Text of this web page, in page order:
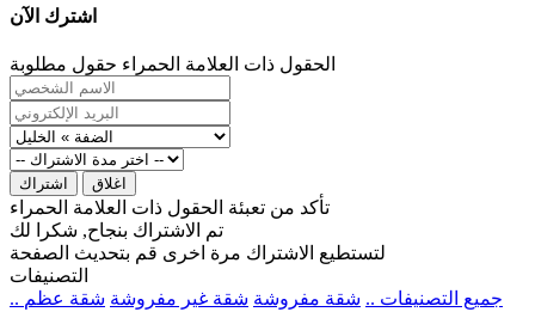
اشترك الآن
الحقول ذات العلامة الحمراء حقول مطلوبة
اشتراك اغلاق
تأكد من تعبئة الحقول ذات العلامة الحمراء
تم الاشتراك بنجاح, شكرا لك
لتستطيع الاشتراك مرة اخرى قم بتحديث الصفحة
التصنيفات
.. جميع التصنيفات .. شقة مفروشة شقة غير مفروشة شقة عظم